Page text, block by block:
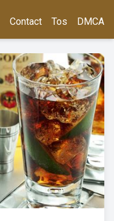
Contact Tos DMCA